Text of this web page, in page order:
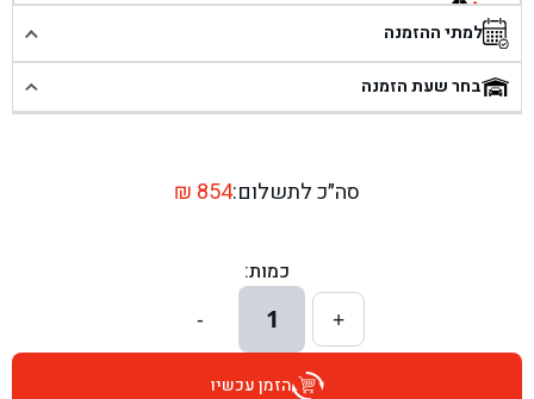
בן גל - פוריידיס, כניסה צפונית מול כביש 4 - פרדיס
בן גל - שכונת אזור תעשייה זעירה, עיילבון - עיילבון
בן גל - דרך השבעה 20, אזור - אזור
בן גל - הרצל 6, גדרה - גדרה
בן גל - שדרות דוד בן גוריון 8, באר שבע - באר שבע
למתי ההזמנה
בחר שעת הזמנה
סה״כ לתשלום: ₪ 854
כמות:
+
1
-
הזמן עכשיו